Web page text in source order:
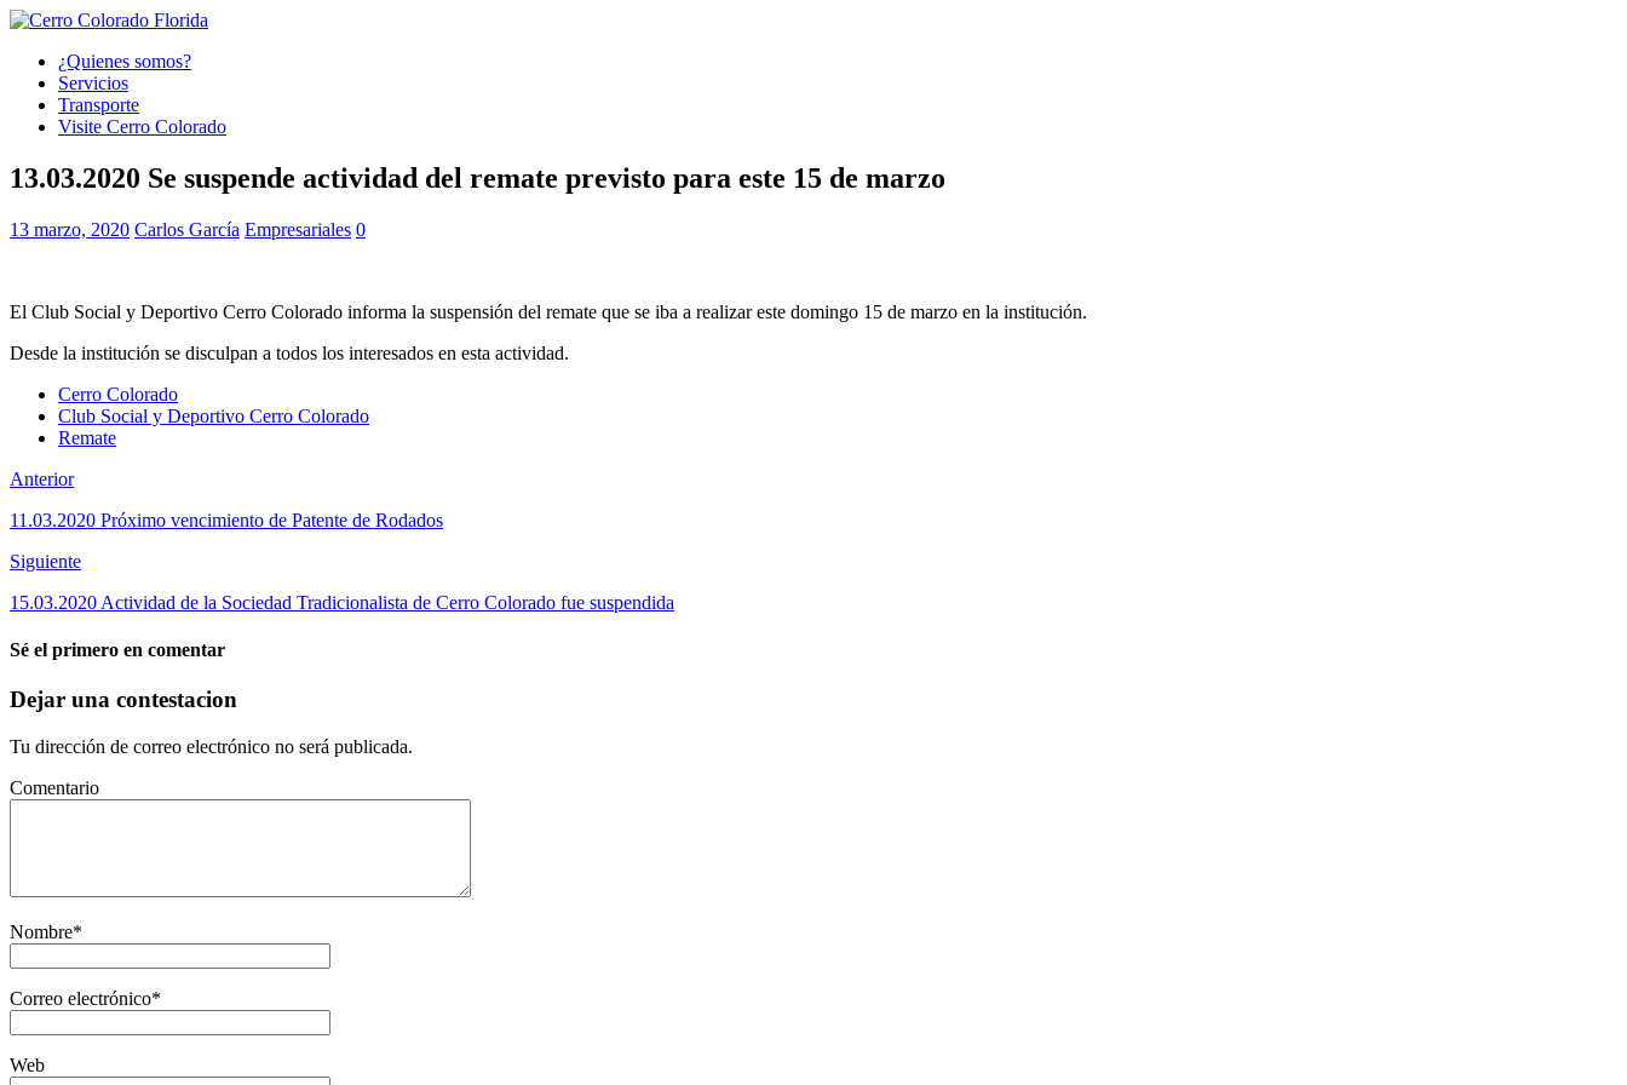
¿Quienes somos?
Servicios
Transporte
Visite Cerro Colorado
13.03.2020 Se suspende actividad del remate previsto para este 15 de marzo
13 marzo, 2020 Carlos García Empresariales 0
El Club Social y Deportivo Cerro Colorado informa la suspensión del remate que se iba a realizar este domingo 15 de marzo en la institución.
Desde la institución se disculpan a todos los interesados en esta actividad.
Cerro Colorado
Club Social y Deportivo Cerro Colorado
Remate
Anterior
11.03.2020 Próximo vencimiento de Patente de Rodados
Siguiente
15.03.2020 Actividad de la Sociedad Tradicionalista de Cerro Colorado fue suspendida
Sé el primero en comentar
Dejar una contestacion
Tu dirección de correo electrónico no será publicada.
Comentario
Nombre*
Correo electrónico*
Web